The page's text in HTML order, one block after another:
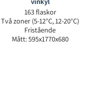
163 flaskor
Två zoner (5-12°C, 12-20°C)
Fristående
Mått: 595x1770x680